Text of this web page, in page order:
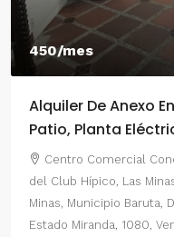
Este | Con
de agua
Río Caura, Terrazas
Parroquia Las
de Caracas,